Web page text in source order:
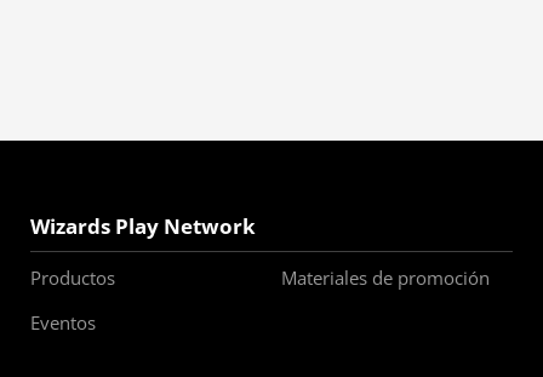
Wizards Play Network
Productos
Materiales de promoción
Eventos